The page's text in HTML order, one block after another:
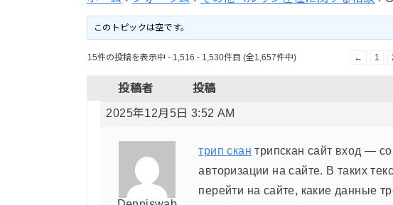
このトピックは空です。
15件の投稿を表示中 - 1,516 - 1,530件目 (全1,657件中) ← 1
投稿者 投稿
2025年12月5日 3:52 AM
трип скан трипскан сайт вход —
авторизации на сайте. В таких
перейти на сайте, какие данные